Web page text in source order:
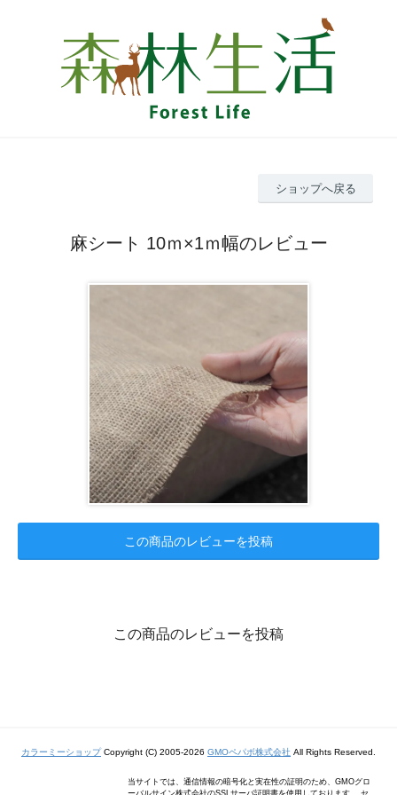
ショップへ戻る
麻シート 10ｍ×1ｍ幅のレビュー
この商品のレビューを投稿
この商品のレビューを投稿
カラーミーショップCopyright (C) 2005-2026 GMOペパボ株式会社 All Rights Reserved.
当サイトでは、通信情報の暗号化と実在性の証明のため、GMOグロ
ーバルサイン株式会社のSSLサーバ証明書を使用しております。 セ